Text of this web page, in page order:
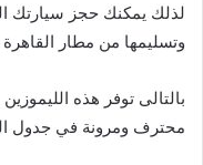
لذلك يمكنك حجز سيارتك
وتسليمها من مطار القاهرة
بالتالى توفر هذه
محترف ومرونة في جدول